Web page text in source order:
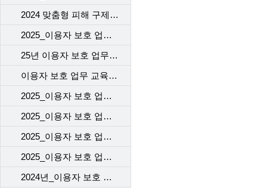
2024 맞춤형 피해 구제 교육
2025_이용자 보호 업무 교육(1차)_이용자의 주요 불만
25년 이용자 보호 업무 교육 2차
이용자 보호 업무 교육 1차
2025_이용자 보호 업무 교육(1차)_VOC 기본 교육
2025_이용자 보호 업무 교육(1차)_개인정보 보호 교육
2025_이용자 보호 업무 교육(1차)_계약 시 고객에게 제공해야 할 필수고지 및 동의사항
2025_이용자 보호 업무 교육(1차)_규제기관의 이용자 보호 정책 변경 사항(중고 단말 거래사실 확인 서비스)
2024년_이용자 보호 업무 교육 2차_본사